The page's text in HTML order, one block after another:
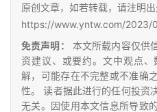
云
糖
网
公
众
号
原创文章，如若转载，请注明出
https://www.yntw.com/2023/
免责声明：
本文所载内容仅供
资建议、或要约。文中观点
解，可能存在不完整或不准确
性。 读者据此进行的任何投资
无关。因使用本文信息所导致